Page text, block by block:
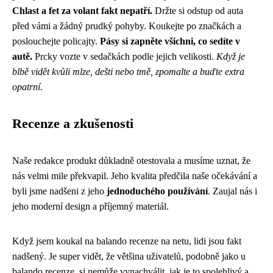
Chlast a fet za volant fakt nepatří. Držte si odstup od auta
před vámi a žádný prudký pohyby. Koukejte po značkách a
poslouchejte policajty. Pásy si zapněte všichni, co sedíte v
autě. Prcky vozte v sedačkách podle jejich velikosti. Když je
blbě vidět kvůli mlze, dešti nebo tmě, zpomalte a buďte extra
opatrní.
Recenze a zkušenosti
Naše redakce produkt důkladně otestovala a musíme uznat, že
nás velmi mile překvapil. Jeho kvalita předčila naše očekávání a
byli jsme nadšeni z jeho jednoduchého používání. Zaujal nás i
jeho moderní design a příjemný materiál.
Když jsem koukal na balando recenze na netu, lidi jsou fakt
nadšený. Je super vidět, že většina uživatelů, podobně jako u